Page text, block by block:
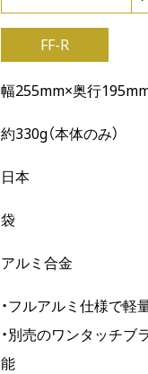
FF-R
幅255mm×奥行
約330g（本体のみ）
日本
袋
アルミ合金
・フルアルミ仕様で
・別売のワンタッチ
能